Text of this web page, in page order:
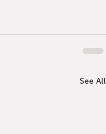
See All